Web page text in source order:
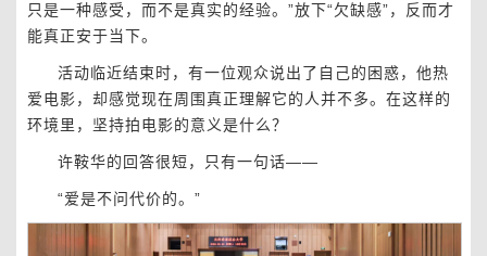
只是一种感受，而不是真实的经验。”放下“欠缺感”，反而才
能真正安于当下。
活动临近结束时，有一位观众说出了自己的困惑，他热
爱电影，却感觉现在周围真正理解它的人并不多。在这样的
环境里，坚持拍电影的意义是什么？
许鞍华的回答很短，只有一句话——
“爱是不问代价的。”